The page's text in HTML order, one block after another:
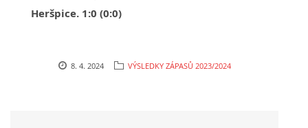
Heršpice. 1:0 (0:0)
8. 4. 2024 VÝSLEDKY ZÁPASŮ 2023/2024